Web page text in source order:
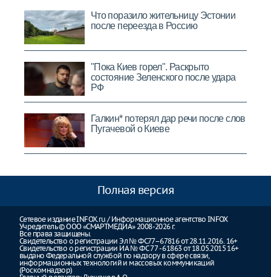
Полная версия
Сетевое издание INFOX.ru / Информационное агентство INFOX
Учредитель © ООО «СМАРТМЕДИА» 2008-2026 г.
Все права защищены.
Свидетельство о регистрации Эл № ФС77–67816 от 28.11.2016. 16+
Свидетельство о регистрации ИА № ФС 77 - 61863 от 18.05.2015 16+
выдано Федеральной службой по надзору в сфере связи,
информационных технологий и массовых коммуникаций
(Роскомнадзор)